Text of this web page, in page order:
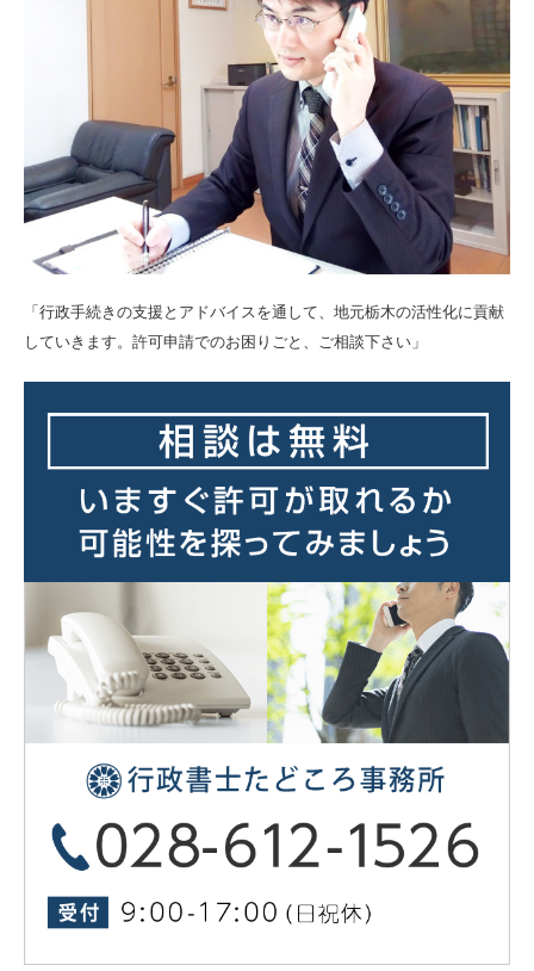
「行政手続きの支援とアドバイスを通して、地元栃木の活性化に貢献
していきます。許可申請でのお困りごと、ご相談下さい」